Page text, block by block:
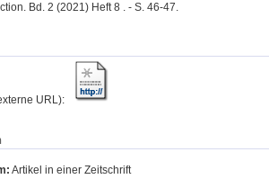
Bd. 2 (2021) Heft 8 . - S. 46-47.
URL):
Artikel in einer Zeitschrift